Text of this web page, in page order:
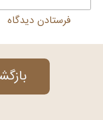
فرستادن دیدگاه